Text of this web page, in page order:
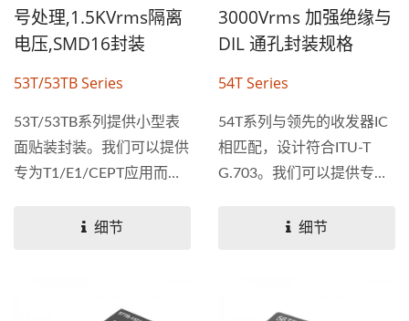
号处理,1.5KVrms隔离
电压,SMD16封装
53T/53TB Series
53T/53TB系列提供小型表
面贴装封装。我们可以提供
专为T1/E1/CEPT应用而设
细节
3000Vrms 加强绝缘与
DIL 通孔封装规格
54T Series
54T系列与领先的收发器IC
相匹配，设计符合ITU-T
G.703。我们可以提供专为
变压器，该系列有UL...
细节